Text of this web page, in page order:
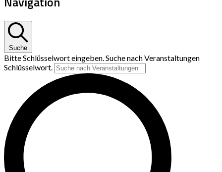
Suche
Bitte Schlüsselwort eingeben. Suche nach Veranstaltungen
Schlüsselwort.